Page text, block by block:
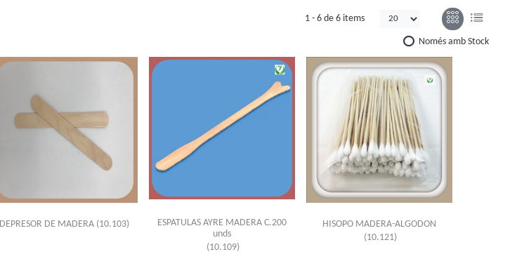
1 - 6 de 6 items
Només amb Stock
DEPRESOR DE MADERA (10.103)
ESPATULAS AYRE MADERA C.200
unds
(10.109)
HISOPO MADERA-ALGODON
(10.121)